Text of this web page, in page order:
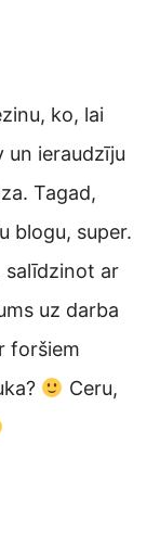
ko, lai
un ieraudzīju
Tagad,
blogu, super.
salīdzinot ar
uz darba
foršiem
Ceru,